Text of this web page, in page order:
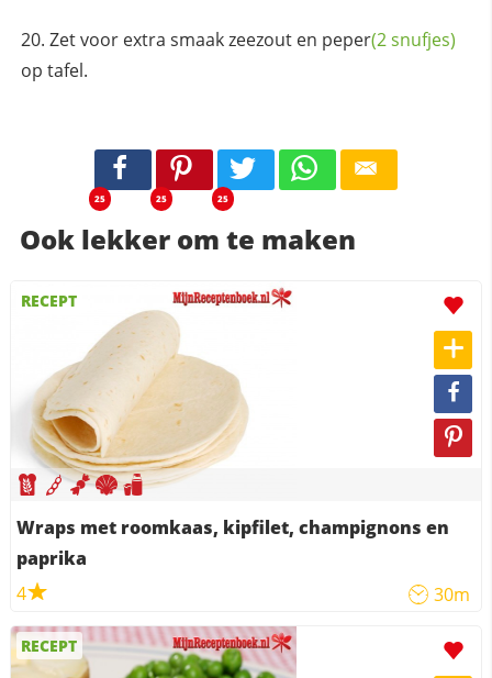
Zet voor extra smaak zeezout en peper(2 snufjes)
op tafel.
25 25 25
Ook lekker om te maken
RECEPT
Wraps met roomkaas, kipfilet, champignons en
paprika
4
30m
RECEPT